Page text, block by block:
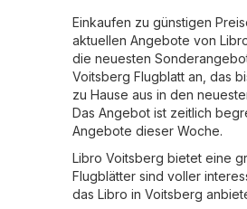
Einkaufen zu günstigen
aktuellen Angebote von
die neuesten
Voitsberg Flugblatt an, das
zu Hause aus in den
Das Angebot ist zeitlich
Angebote dieser Woche.
Libro Voitsberg bietet eine
Flugblätter sind voller
das Libro in Voitsberg